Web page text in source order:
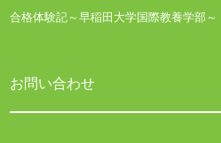
合格体験記～早稲田大学国際教養学部～
お問い合わせ